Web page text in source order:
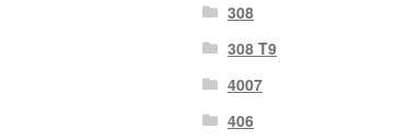
308
308 T9
4007
406